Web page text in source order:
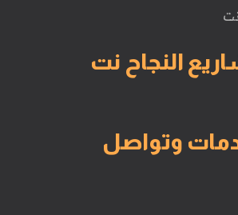
النجاح نت
وتواصل